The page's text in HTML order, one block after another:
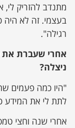
מתנדב להזריק
בעצמי. זה לא היה
רגילה".
אחרי שעברת את
ניצלה?
"היו כמה פעמים
לתת לי את המידע
אחרי שנה וחצי